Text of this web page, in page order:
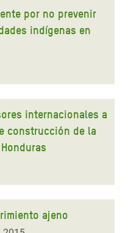
por no prevenir
indígenas en
internacionales a
construcción de la
ajeno